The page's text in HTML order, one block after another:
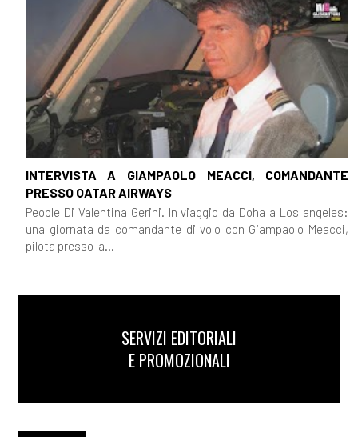
INTERVISTA A GIAMPAOLO MEACCI, COMANDANTE
PRESSO QATAR AIRWAYS
People Di Valentina Gerini. In viaggio da Doha a Los angeles:
una giornata da comandante di volo con Giampaolo Meacci,
pilota presso la...
SERVIZI EDITORIALI
E PROMOZIONALI